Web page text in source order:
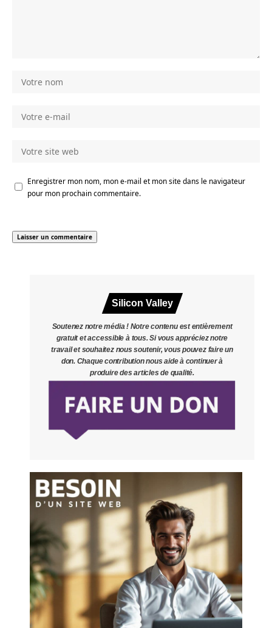
Enregistrer mon nom, mon e-mail et mon site dans le navigateur
pour mon prochain commentaire.
Silicon Valley
Soutenez notre média ! Notre contenu est entièrement
gratuit et accessible à tous. Si vous appréciez notre
travail et souhaitez nous soutenir, vous pouvez faire un
don. Chaque contribution nous aide à continuer à
produire des articles de qualité.